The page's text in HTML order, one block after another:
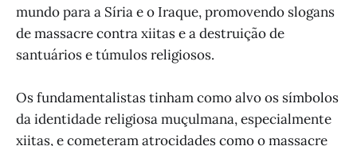
mundo para a Síria e o Iraque, promovendo slogans
de massacre contra xiitas e a destruição de
santuários e túmulos religiosos.
Os fundamentalistas tinham como alvo os símbolos
da identidade religiosa muçulmana, especialmente
xiitas, e cometeram atrocidades como o massacre